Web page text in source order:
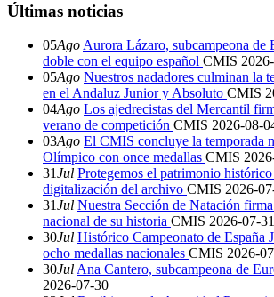
Últimas noticias
05Ago Aurora Lázaro, subcampeona de
doble con el equipo español CMIS
05Ago Nuestros nadadores culminan la
en el Andaluz Junior y Absoluto CMIS
04Ago Los ajedrecistas del Mercantil
verano de competición CMIS 2026-08-
03Ago El CMIS concluye la temporada
Olímpico con once medallas CMIS
31Jul Protegemos el patrimonio
digitalización del archivo CMIS 2026-
31Jul Nuestra Sección de Natación
nacional de su historia CMIS 2026-07-31
30Jul Histórico Campeonato de España
ocho medallas nacionales CMIS 2026-
30Jul Ana Cantero, subcampeona de
2026-07-30